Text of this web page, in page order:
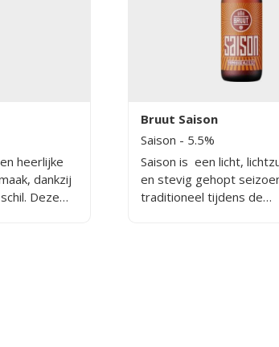
heerlijke
dankzij
Deze
Bruut Saison
Saison - 5.5%
Saison is een licht,
en stevig gehopt
traditioneel tijdens de